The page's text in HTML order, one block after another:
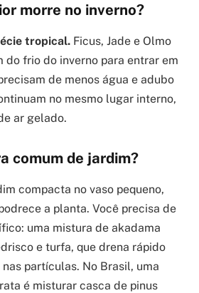
morre no inverno?
tropical. Ficus, Jade e Olmo
do frio do inverno para entrar em
de menos água e adubo
no mesmo lugar interno,
ar gelado.
comum de jardim?
compacta no vaso pequeno,
a planta. Você precisa de
uma mistura de akadama
e turfa, que drena rápido
partículas. No Brasil, uma
é misturar casca de pinus